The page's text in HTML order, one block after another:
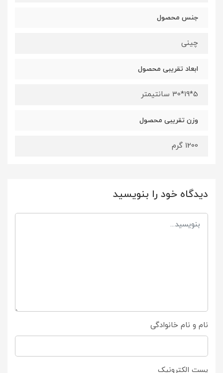
جنس محصول
چینی
ابعاد تقریبی محصول
5*19*30 سانتیمتر
وزن تقریبی محصول
1200 گرم
دیدگاه خود را بنویسید
نام و نام خانوادگی
پست الکترونیک